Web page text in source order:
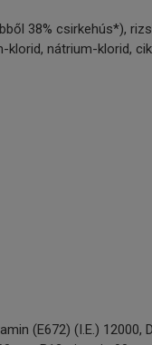
38% csirkehús*),
nátrium-klorid,
(E672) (I.E.) 12000,